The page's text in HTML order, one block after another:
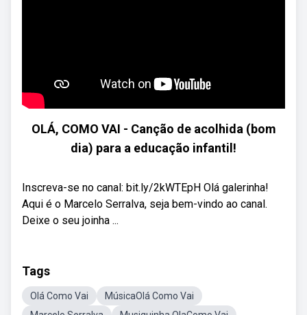
OLÁ, COMO VAI - Canção de acolhida (bom
dia) para a educação infantil!
Inscreva-se no canal: bit.ly/2kWTEpH Olá galerinha!
Aqui é o Marcelo Serralva, seja bem-vindo ao canal.
Deixe o seu joinha ...
Tags
Olá Como Vai
MúsicaOlá Como Vai